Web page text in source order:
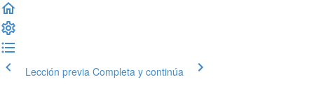
Lección previa Completa y continúa